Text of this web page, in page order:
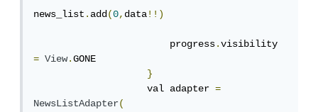
news_list.add(0,data!!)
                        progress
.
=
View.GONE
}
                    val adapter
=
NewsListAdapter(